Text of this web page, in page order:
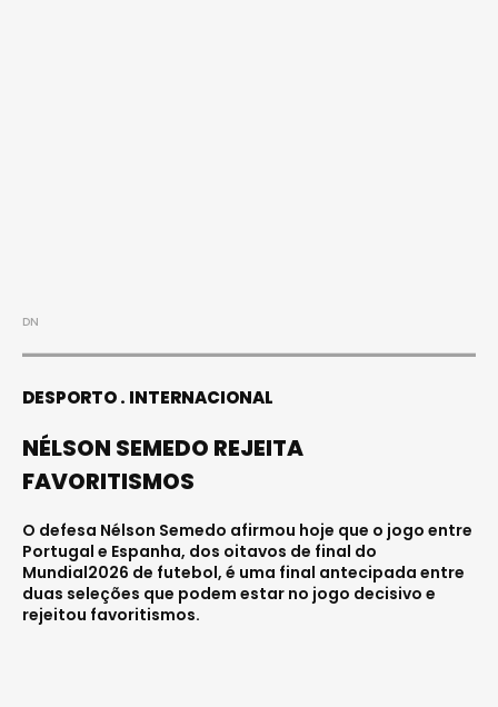
DN
DESPORTO INTERNACIONAL
NÉLSON SEMEDO REJEITA
FAVORITISMOS
O defesa Nélson Semedo afirmou hoje que o jogo entre
Portugal e Espanha, dos oitavos de final do
Mundial2026 de futebol, é uma final antecipada entre
duas seleções que podem estar no jogo decisivo e
rejeitou favoritismos.